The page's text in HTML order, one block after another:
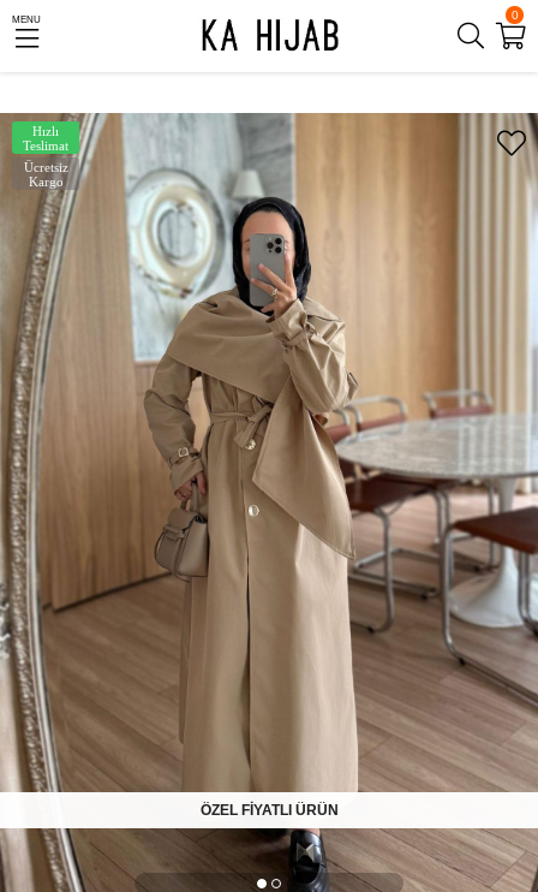
0
MENU
Ücretsiz
Kargo
Hızlı
Teslimat
ÖZEL FİYATLI ÜRÜN